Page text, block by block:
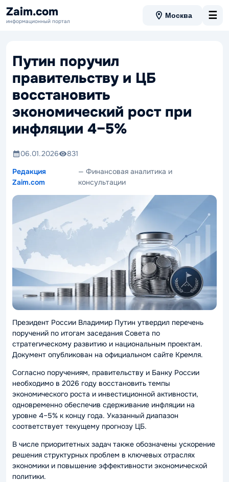
Zaim.com
информационный портал
Москва ☰
Путин поручил
правительству и ЦБ
восстановить
экономический рост при
инфляции 4–5%
06.01.2026
831
Редакция
Zaim.com
— Финансовая аналитика и
консультации
Президент России Владимир Путин утвердил перечень
поручений по итогам заседания Совета по
стратегическому развитию и национальным проектам.
Документ опубликован на официальном сайте Кремля.
Согласно поручениям, правительству и Банку России
необходимо в 2026 году восстановить темпы
экономического роста и инвестиционной активности,
одновременно обеспечив сдерживание инфляции на
уровне 4–5% к концу года. Указанный диапазон
соответствует текущему прогнозу ЦБ.
В числе приоритетных задач также обозначены ускорение
решения структурных проблем в ключевых отраслях
экономики и повышение эффективности экономической
политики.